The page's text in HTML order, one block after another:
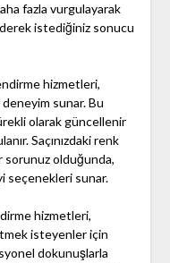
fazla vurgulayarak
istediğiniz sonucu
hizmetleri,
sunar. Bu
olarak güncellenir
Saçınızdaki renk
sorunuz olduğunda,
seçenekleri sunar.
hizmetleri,
isteyenler için
dokunuşlarla